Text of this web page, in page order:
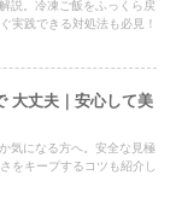
説。冷凍ご飯をふっくら戻
実践できる対処法も必見！
大丈夫｜安心して美
気になる方へ。安全な見極
をキープするコツも紹介し